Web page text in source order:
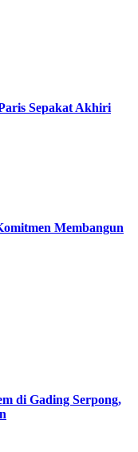
Sepakat Akhiri
Membangun
di Gading Serpong,